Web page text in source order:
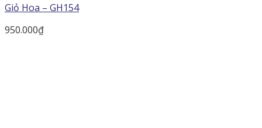
Giỏ Hoa – GH154
950.000₫